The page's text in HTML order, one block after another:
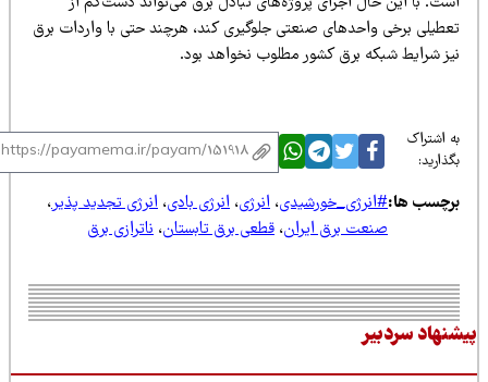
برخی واحدهای صنعتی جلوگیری کند، هرچند حتی با واردات برق
شرایط شبکه برق کشور مطلوب نخواهد بود.
اشتراک
ها:#انرژی_خورشیدی،انرژی ،انرژی بادی،انرژی تجدید پذیر،
صنعت برق ایران،قطعی برق تابستان،ناترازی برق
سردبیر